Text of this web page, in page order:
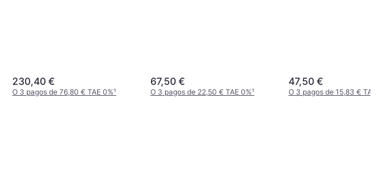
230,40 €
O 3 pagos de 76,80 € TAE 0%¹
67,50 €
O 3 pagos de 22,50 € TAE 0%¹
47,50 €
O 3 pagos de 15,83 € TAE 0%